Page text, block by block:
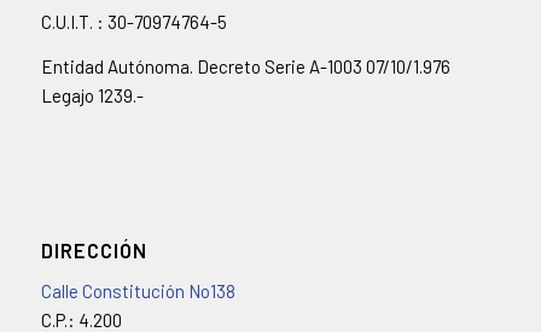
C.U.I.T. : 30-70974764-5
Entidad Autónoma. Decreto Serie A-1003 07/10/1.976
Legajo 1239.-
DIRECCIÓN
Calle Constitución No138
C.P.: 4.200